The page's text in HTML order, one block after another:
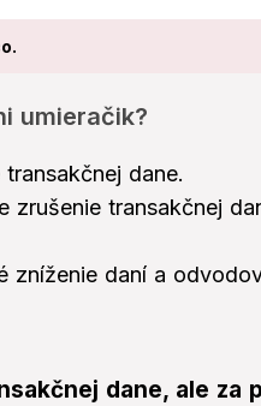
umieračik?
dane.
zrušenie transakčnej
zníženie daní a
dane, ale za